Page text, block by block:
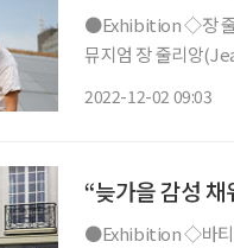
●Exhibition ◇장 줄리앙 : 그러면 거기 일정 2023년 1월 8일까지 장소 동대문디자인플라자
뮤지엄 장 줄리앙(Jean Jullien)은 프랑스 출신의 그래픽 아티스트다. 영국 센트럴 세인트 마
2022-12-02 09:03
“늦가을 감성
●Exhibition ◇바티망 일정 12월 28일까지 장소 노들섬 노들서가 건물 외벽에 사람이 매달